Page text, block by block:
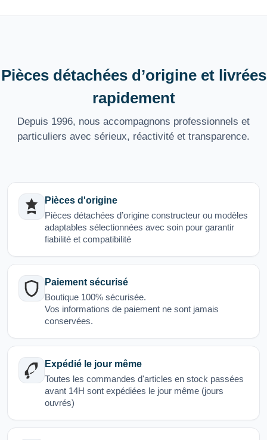
Pièces détachées d’origine et livrées
rapidement
Depuis 1996, nous accompagnons professionnels et
particuliers avec sérieux, réactivité et transparence.
Pièces d'origine
Pièces détachées d’origine constructeur ou modèles
adaptables sélectionnées avec soin pour garantir
fiabilité et compatibilité
Paiement sécurisé
Boutique 100% sécurisée.
Vos informations de paiement ne sont jamais
conservées.
Expédié le jour même
Toutes les commandes d'articles en stock passées
avant 14H sont expédiées le jour même (jours
ouvrés)